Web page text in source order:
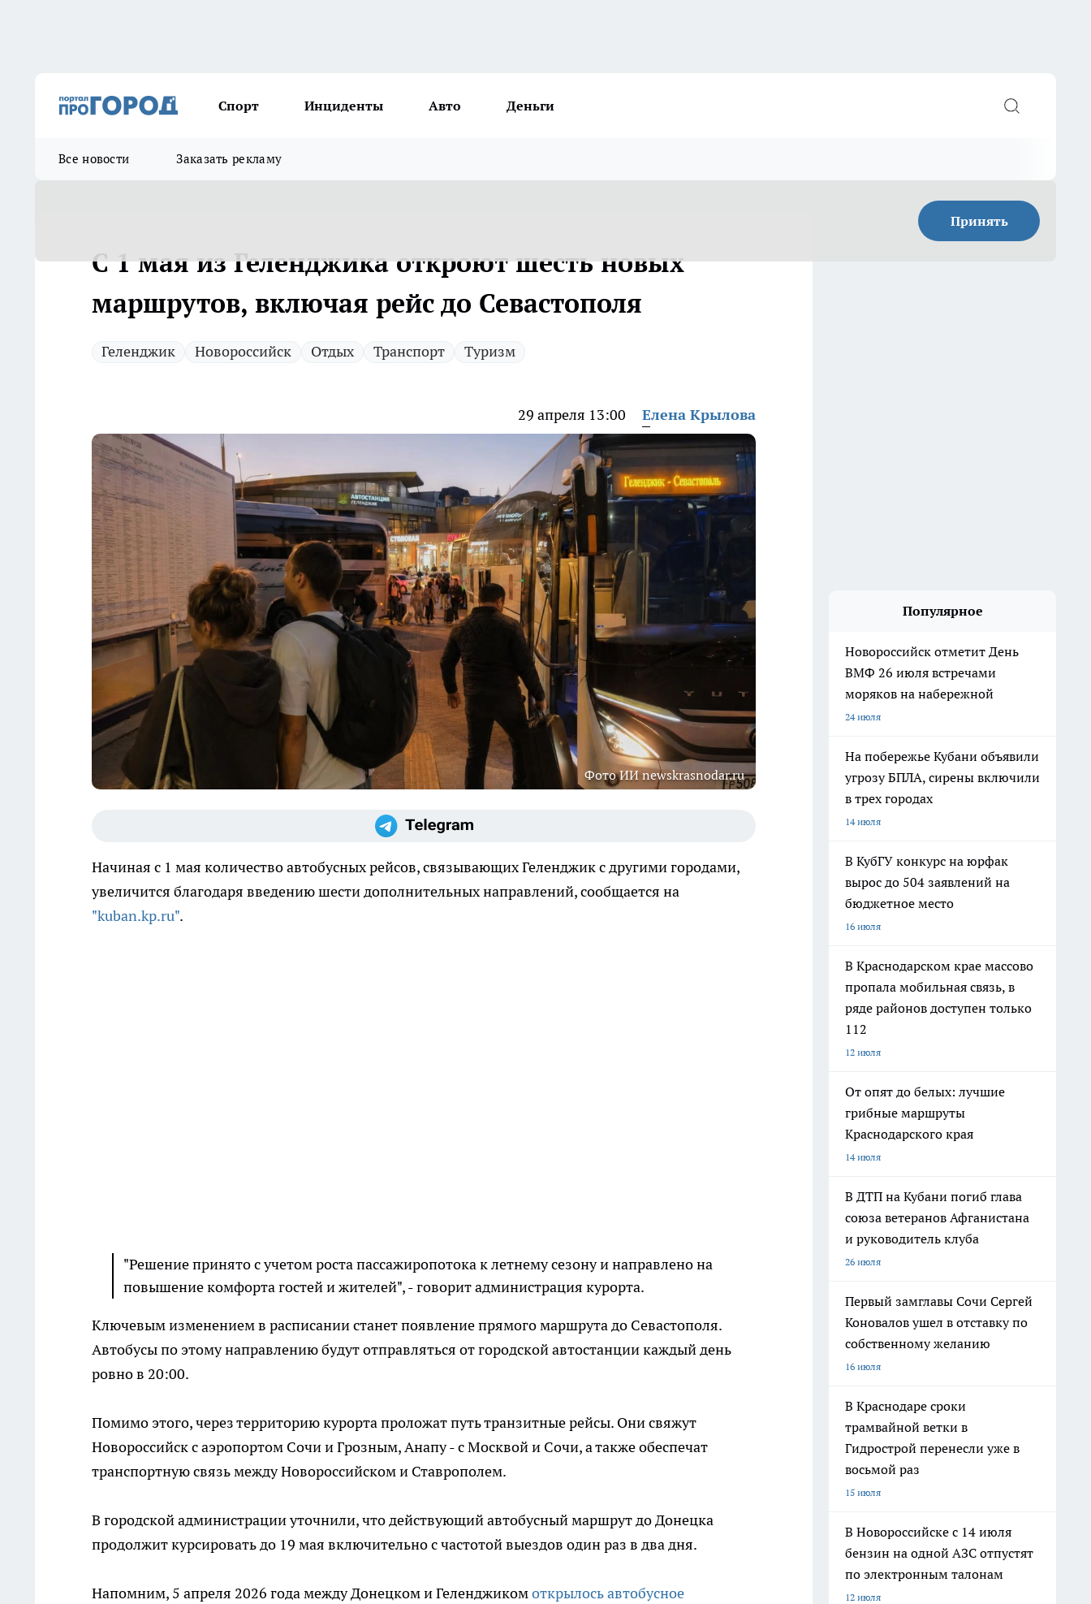
Спорт Инциденты Авто Деньги
Все новости Заказать рекламу
Принять
С 1 мая из Геленджика откроют шесть новых
маршрутов, включая рейс до Севастополя
Геленджик Новороссийск Отдых Транспорт Туризм
29 апреля 13:00 Елена Крылова
Фото ИИ newskrasnodar.ru
Начиная с 1 мая количество автобусных рейсов, связывающих Геленджик с другими городами,
увеличится благодаря введению шести дополнительных направлений, сообщается на
"kuban.kp.ru".
"Решение принято с учетом роста пассажиропотока к летнему сезону и направлено на
повышение комфорта гостей и жителей", - говорит администрация курорта.
Ключевым изменением в расписании станет появление прямого маршрута до Севастополя.
Автобусы по этому направлению будут отправляться от городской автостанции каждый день
ровно в 20:00.
Помимо этого, через территорию курорта проложат путь транзитные рейсы. Они свяжут
Новороссийск с аэропортом Сочи и Грозным, Анапу - с Москвой и Сочи, а также обеспечат
транспортную связь между Новороссийском и Ставрополем.
В городской администрации уточнили, что действующий автобусный маршрут до Донецка
продолжит курсировать до 19 мая включительно с частотой выездов один раз в два дня.
Напомним, 5 апреля 2026 года между Донецком и Геленджикомоткрылось автобусное
Популярное
Новороссийск отметит День
ВМФ 26 июля встречами
моряков на набережной
24 июля
На побережье Кубани объявили
угрозу БПЛА, сирены включили
в трех городах
14 июля
В КубГУ конкурс на юрфак
вырос до 504 заявлений на
бюджетное место
16 июля
В Краснодарском крае массово
пропала мобильная связь, в
ряде районов доступен только
112
12 июля
От опят до белых: лучшие
грибные маршруты
Краснодарского края
14 июля
В ДТП на Кубани погиб глава
союза ветеранов Афганистана
и руководитель клуба
26 июля
Первый замглавы Сочи Сергей
Коновалов ушел в отставку по
собственному желанию
16 июля
В Краснодаре сроки
трамвайной ветки в
Гидрострой перенесли уже в
восьмой раз
15 июля
В Новороссийске с 14 июля
бензин на одной АЗС отпустят
по электронным талонам
12 июля